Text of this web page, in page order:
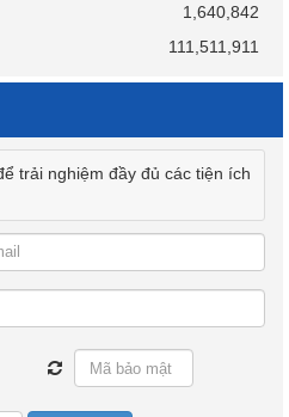
1,640,842
111,511,911
trải nghiệm đầy đủ các tiện ích